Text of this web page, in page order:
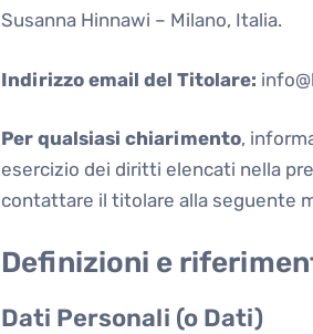
Susanna Hinnawi – Milano, Italia.
Indirizzo email del Titolare:
Per qualsiasi chiarimento,
esercizio dei diritti elencati nella
contattare il titolare alla seguente
Definizioni e
Dati Personali (o Dati)